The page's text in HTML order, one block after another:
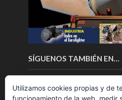
SÍGUENOS TAMBIÉN EN…
Utilizamos cookies propias y de
funcionamiento de la web, medir